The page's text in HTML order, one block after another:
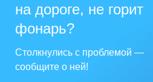
на дороге, не горит
фонарь?
Столкнулись с проблемой —
сообщите о ней!